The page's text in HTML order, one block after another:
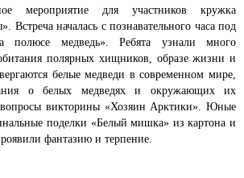
мероприятие для участников кружка
Встреча началась с познавательного часа под
полюсе медведь». Ребята узнали много
полярных хищников, образе жизни и
белые медведи в современном мире,
о белых медведях и окружающих их
викторины «Хозяин Арктики». Юные
поделки «Белый мишка» из картона и
фантазию и терпение.